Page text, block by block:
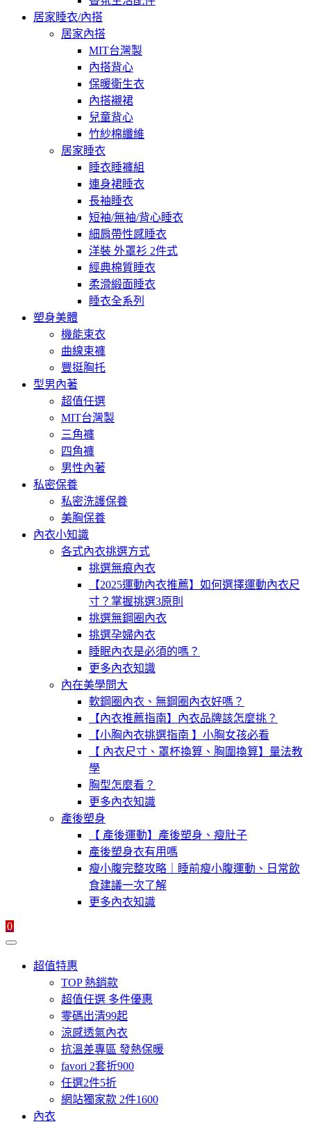
居家睡衣/內搭
居家內搭
MIT台灣製
內搭背心
保暖衛生衣
內搭襯裙
兒童背心
竹紗棉纖維
居家睡衣
睡衣睡褲組
連身裙睡衣
長袖睡衣
短袖/無袖/背心睡衣
細肩帶性感睡衣
洋裝 外罩衫 2件式
經典棉質睡衣
柔滑緞面睡衣
睡衣全系列
塑身美體
機能束衣
曲線束褲
豐挺胸托
型男內著
超值任選
MIT台灣製
三角褲
四角褲
男性內著
私密保養
私密洗護保養
美胸保養
內衣小知識
各式內衣挑選方式
挑選無痕內衣
【2025運動內衣推薦】如何選擇運動內衣尺
寸？掌握挑選3原則
挑選無鋼圈內衣
挑選孕婦內衣
睡眠內衣是必須的嗎？
更多內衣知識
內在美學問大
軟鋼圈內衣、無鋼圈內衣好嗎？
【內衣推薦指南】內衣品牌該怎麼挑？
【小胸內衣挑選指南 】小胸女孩必看
【 內衣尺寸、罩杯換算、胸圍換算】量法教
學
胸型怎麼看？
更多內衣知識
產後塑身
【 產後運動】產後塑身、瘦肚子
產後塑身衣有用嗎
瘦小腹完整攻略｜睡前瘦小腹運動、日常飲
食建議一次了解
更多內衣知識
0
超值特惠
TOP 熱銷款
超值任選 多件優惠
零碼出清99起
涼感透氣內衣
抗溫差專區 發熱保暖
favori 2套折900
任選2件5折
網站獨家款 2件1600
內衣